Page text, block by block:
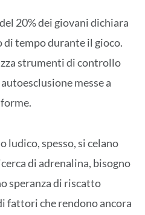
20% dei giovani dichiara
di tempo durante il gioco.
strumenti di controllo
messe a
spesso, si celano
di adrenalina, bisogno
speranza di riscatto
fattori che rendono ancora